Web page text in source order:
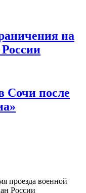
на
Сочи после
проезда военной
России